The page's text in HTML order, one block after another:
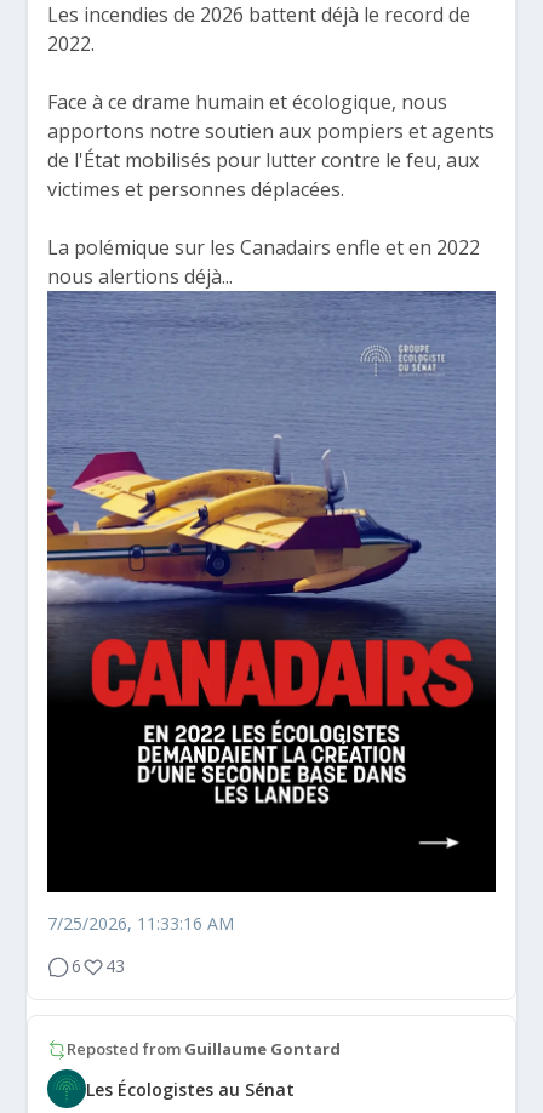
Les incendies de 2026 battent déjà le record de
2022.
Face à ce drame humain et écologique, nous
apportons notre soutien aux pompiers et agents
de l'État mobilisés pour lutter contre le feu, aux
victimes et personnes déplacées.
La polémique sur les Canadairs enfle et en 2022
nous alertions déjà...
7/25/2026, 11:33:16 AM
6
43
Reposted from Guillaume Gontard
Les Écologistes au Sénat